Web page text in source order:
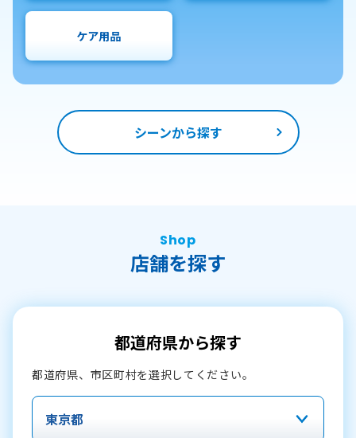
ケア用品
シーンから探す
Shop
店舗を探す
都道府県から探す
都道府県、市区町村を選択してください。